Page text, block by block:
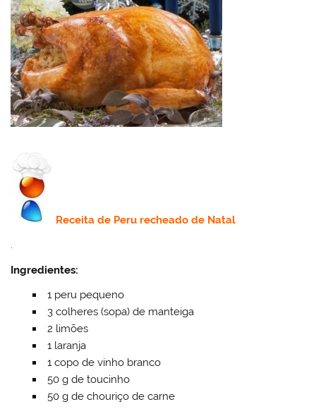
Receita de Peru recheado de Natal
.
Ingredientes:
1 peru pequeno
3 colheres (sopa) de manteiga
2 limões
1 laranja
1 copo de vinho branco
50 g de toucinho
50 g de chouriço de carne